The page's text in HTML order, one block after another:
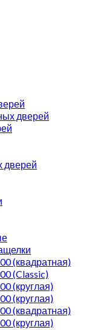
дверей
дверей
(квадратная)
(Classic)
(круглая)
(круглая)
(квадратная)
(круглая)